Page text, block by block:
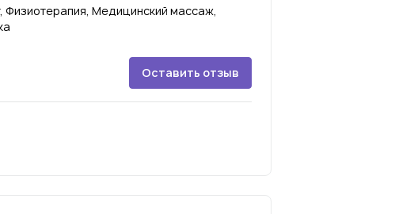
Медицинский массаж,
Оставить отзыв